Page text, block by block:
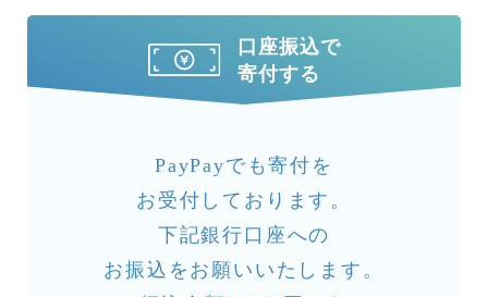
口座振込で
寄付する
PayPayでも寄付を
お受付しております。
下記銀行口座への
お振込をお願いいたします。